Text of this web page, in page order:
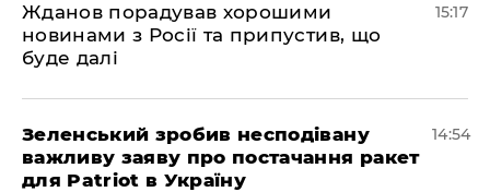
Жданов порадував хорошими
новинами з Росії та припустив, що
буде далі
15:17
Зеленський зробив несподівану
важливу заяву про постачання ракет
для Patriot в Україну
14:54